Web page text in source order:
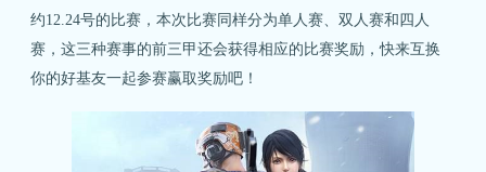
约12.24号的比赛，本次比赛同样分为单人赛、双人赛和四人
赛，这三种赛事的前三甲还会获得相应的比赛奖励，快来互换
你的好基友一起参赛赢取奖励吧！